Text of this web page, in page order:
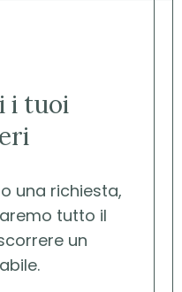
i tuoi
una richiesta,
tutto il
un